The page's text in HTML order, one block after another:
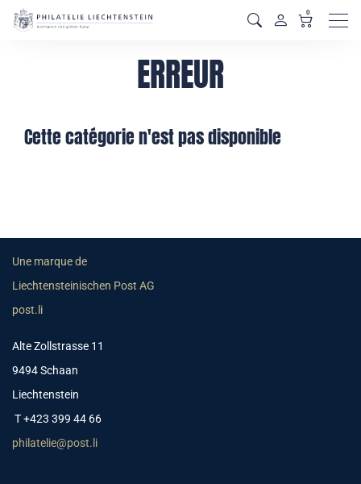
0
ERREUR
Cette catégorie n'est pas disponible
Une marque de
Liechtensteinischen Post AG
post.li
Alte Zollstrasse 11
9494 Schaan
Liechtenstein
T +423 399 44 66
philatelie@post.li